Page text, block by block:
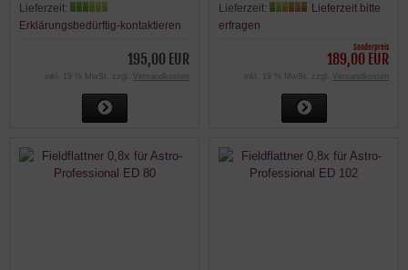
Lieferzeit:
Erklärungsbedürftig-kontaktieren
195,00 EUR
inkl. 19 % MwSt. zzgl. Versandkosten
Lieferzeit:
Lieferzeit bitte
erfragen
Sonderpreis
189,00 EUR
inkl. 19 % MwSt. zzgl. Versandkosten